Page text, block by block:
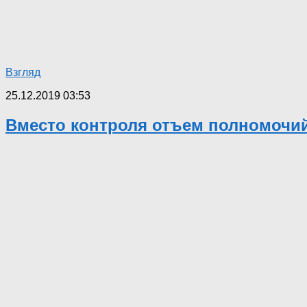
Взгляд
25.12.2019 03:53
Вместо контроля отъем